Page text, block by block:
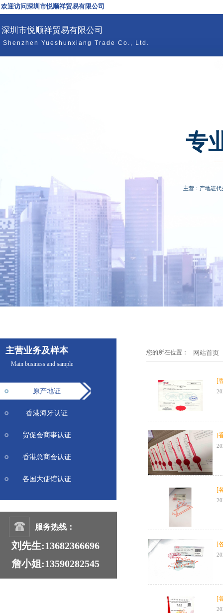
欢迎访问深圳市悦顺祥贸易有限公司
深圳市悦顺祥贸易有限公司
Shenzhen Yueshunxiang Trade Co., Ltd.
专
主营：产地证
主营业务及样本 您的所在位置： 网站首页
Main business and sample
[
[
[
[
[
原产地证
香港海牙认证
贸促会商事认证
香港总商会认证
各国大使馆认证
服务热线：
刘先生:13682366696
詹小姐:13590282545